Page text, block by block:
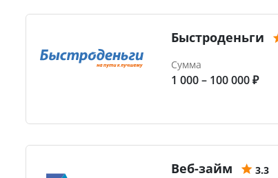
Быстроденьги
Сумма
1 000 – 100 000 ₽
Веб-займ 3.3